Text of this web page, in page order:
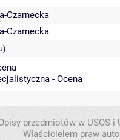
Czarnecka
Czarnecka
- Ocena
przedmiotów w USOS
Właścicielem praw